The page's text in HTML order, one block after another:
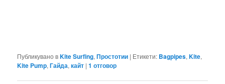
Публикувано вKite Surfing,Простотии | Етикети: Bagpipes,Kite,
Kite Pump,Гайда,кайт |1 отговор